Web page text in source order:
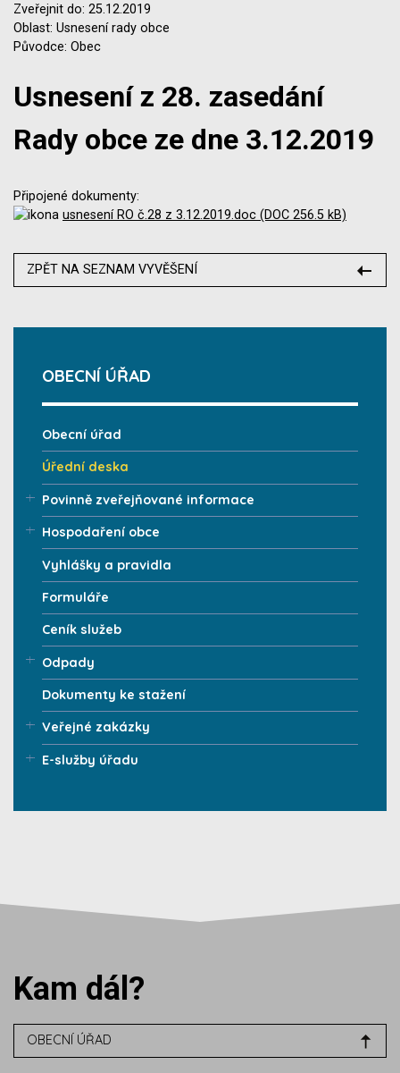
Zveřejnit do: 25.12.2019
Oblast: Usnesení rady obce
Původce: Obec
Usnesení z 28. zasedání
Rady obce ze dne 3.12.2019
Připojené dokumenty:
usnesení RO č.28 z 3.12.2019.doc (DOC 256.5 kB)
ZPĚT NA SEZNAM VYVĚŠENÍ
OBECNÍ ÚŘAD
Obecní úřad
Úřední deska
Povinně zveřejňované informace
Hospodaření obce
Vyhlášky a pravidla
Formuláře
Ceník služeb
Odpady
Dokumenty ke stažení
Veřejné zakázky
E-služby úřadu
Kam dál?
OBECNÍ ÚŘAD